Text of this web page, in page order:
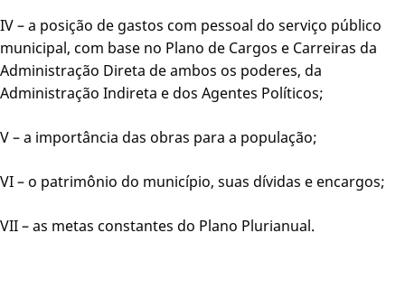
IV – a posição de gastos com pessoal do serviço público
municipal, com base no Plano de Cargos e Carreiras da
Administração Direta de ambos os poderes, da
Administração Indireta e dos Agentes Políticos;
V – a importância das obras para a população;
VI – o patrimônio do município, suas dívidas e encargos;
VII – as metas constantes do Plano Plurianual.